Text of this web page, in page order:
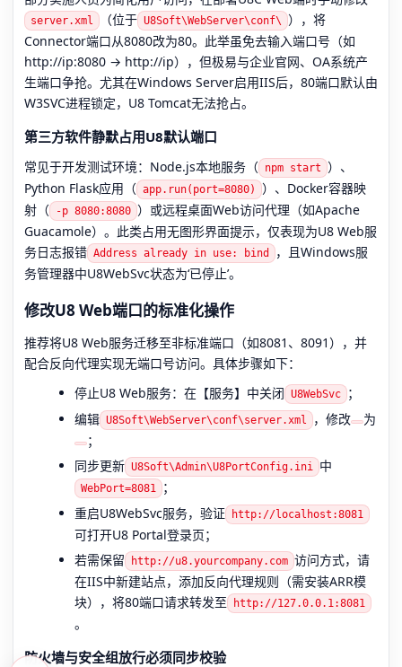
server.xml （位于 U8Soft\WebServer\conf\ ），将
Connector端口从8080改为80。此举虽免去输入端口号（如
http://ip:8080 → http://ip），但极易与企业官网、OA系统产
生端口争抢。尤其在Windows Server启用IIS后，80端口默认由
W3SVC进程锁定，U8 Tomcat无法抢占。
第三方软件静默占用U8默认端口
常见于开发测试环境：Node.js本地服务（ npm start ）、
Python Flask应用（ app.run(port=8080)
）、Docker容器映
射（
-p 8080:8080 ）或远程桌面Web访问代理（如Apache
Guacamole）。此类占用无图形界面提示，仅表现为U8 Web服
务日志报错 Address already in use: bind
，且Windows服
务管理器中U8WebSvc状态为‘已停止’。
修改U8 Web端口的标准化操作
推荐将U8 Web服务迁移至非标准端口（如8081、8091），并
配合反向代理实现无端口号访问。具体步骤如下：
停止U8 Web服务：在【服务】中关闭 U8WebSvc
；
编辑 U8Soft\WebServer\conf\server.xml ，修改
为
；
同步更新 U8Soft\Admin\U8PortConfig.ini 中
WebPort=8081
；
重启U8WebSvc服务，验证
http://localhost:8081
可打开U8 Portal登录页；
若需保留
http://u8.yourcompany.com 访问方式，请
在IIS中新建站点，添加反向代理规则（需安装ARR模
块），将80端口请求转发至
http://127.0.0.1:8081
。
防火墙与安全组放行必须同步校验